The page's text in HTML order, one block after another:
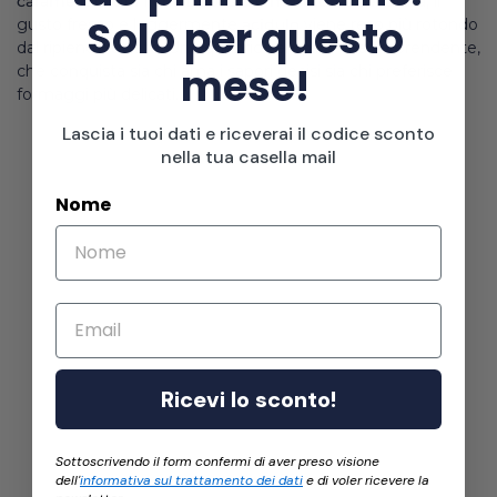
gusto fresco e leggermente
viene reso più rotondo
dal ripieno fruttato. Un equilibrio semplice ma sorprendente,
che conquista sia chi ama i sapori decisi sia chi preferisce
formaggi più delicati.
Solo per questo
mese!
Lascia i tuoi dati e riceverai il codice sconto
nella tua casella mail
Nome
Email
Ricevi lo sconto!
Sottoscrivendo il form confermi di aver preso visione
dell'informativa sul trattamento dei datie di voler ricevere la